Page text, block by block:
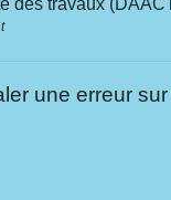
des travaux
une erreur